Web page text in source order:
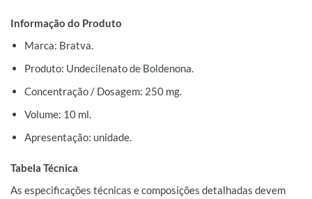
Informação do Produto
Marca: Bratva.
Produto: Undecilenato de Boldenona.
Concentração / Dosagem: 250 mg.
Volume: 10 ml.
Apresentação: unidade.
Tabela Técnica
As especificações técnicas e composições detalhadas devem